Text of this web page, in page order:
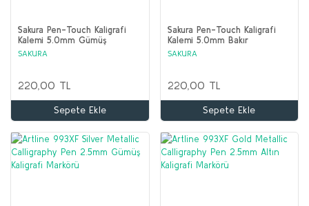
Sakura Pen-Touch Kaligrafi
Kalemi 5.0mm Gümüş
SAKURA
220,00 TL
Sepete Ekle
Sakura Pen-Touch Kaligrafi
Kalemi 5.0mm Bakır
SAKURA
220,00 TL
Sepete Ekle